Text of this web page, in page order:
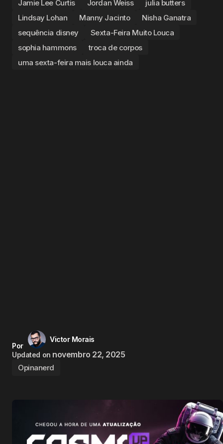
Jamie Lee Curtis Jordan Weiss
julia butters
Lindsay Lohan
Manny Jacinto
Nisha Ganatra
sequência disney
Sexta-Feira Muito Louca
sophia hammons
troca de corpos
uma sexta-feira mais louca ainda
Por
Victor Morais
Updated on novembro 22, 2025
Opinanerd